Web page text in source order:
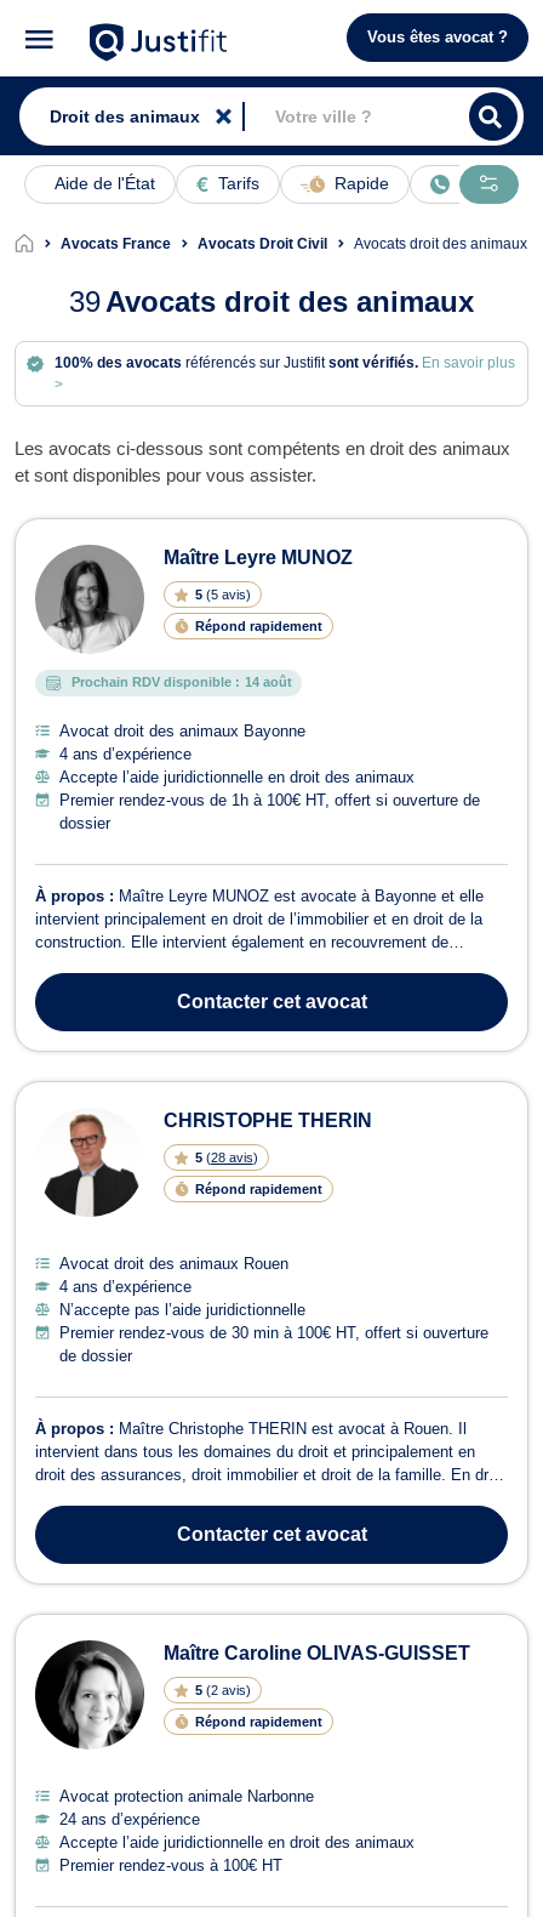
Vous êtes avocat ?
Aide de l'État Tarifs Rapide En ligne
Avocats France Avocats Droit Civil Avocats droit des animaux
39Avocats droit des animaux
100% des avocats référencés sur Justifitsont vérifiés. En savoir plus
>
Les avocats ci-dessous sont compétents en droit des animaux
et sont disponibles pour vous assister.
Avocats en droit des animaux
Maître Leyre MUNOZ
5 (5 avis)
Répond rapidement
Prochain RDV disponible : 14 août
Avocat droit des animaux Bayonne
4 ans d’expérience
Accepte l’aide juridictionnelle en droit des animaux
Premier rendez-vous de 1h à 100€ HT, offert si ouverture de
dossier
À propos : Maître Leyre MUNOZ est avocate à Bayonne et elle
intervient principalement en droit de l’immobilier et en droit de la
construction. Elle intervient également en recouvrement de
responsabilité civile, en droit animalier et en droit de la famille. En
droit de l’immobili...
Contactercet avocat
CHRISTOPHE THERIN
5 (28 avis)
Répond rapidement
Avocat droit des animaux Rouen
4 ans d’expérience
N’accepte pas l’aide juridictionnelle
Premier rendez-vous de 30 min à 100€ HT, offert si ouverture
de dossier
À propos : Maître Christophe THERIN est avocat à Rouen. Il
intervient dans tous les domaines du droit et principalement en
droit des assurances, droit immobilier et droit de la famille. En droit
pour vous aider à régler les litiges que vous pourriez rencontrer en
matière d’assur...
Contactercet avocat
Maître Caroline OLIVAS-GUISSET
5 (2 avis)
Répond rapidement
Avocat protection animale Narbonne
24 ans d’expérience
Accepte l’aide juridictionnelle en droit des animaux
Premier rendez-vous à 100€ HT